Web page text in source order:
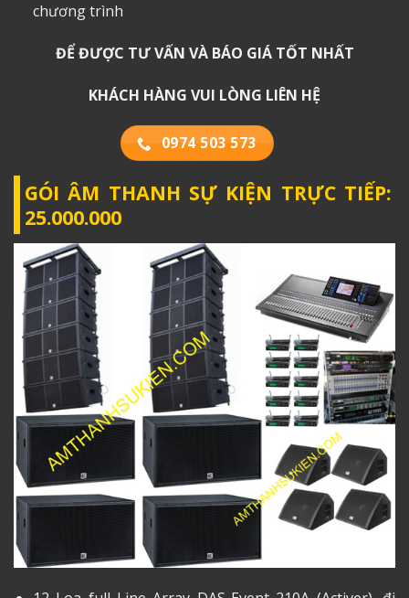
chương trình
ĐỂ ĐƯỢC TƯ VẤN VÀ BÁO GIÁ TỐT NHẤT
KHÁCH HÀNG VUI LÒNG LIÊN HỆ
0974 503 573
GÓI ÂM THANH SỰ KIỆN TRỰC TIẾP:
25.000.000